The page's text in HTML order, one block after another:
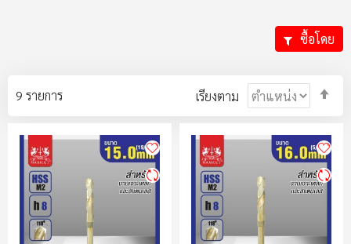
9 รายการ เรียงตาม
ซื้อโดย